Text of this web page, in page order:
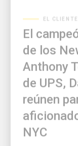
El
de los
Anthony
de UPS,
reúnen
NYC
Fanatics